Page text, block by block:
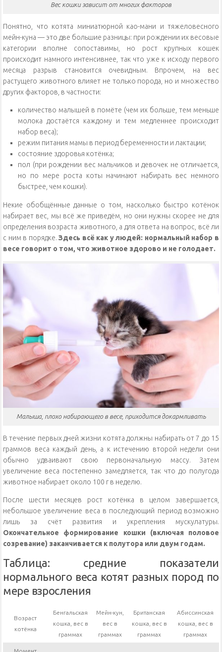
Вес кошки зависит от многих факторов
Понятно, что котята миниатюрной као-мани и тяжеловесного
мейн-куна — это две большие разницы: при рождении их весовые
категории вполне сопоставимы, но рост крупных кошек
происходит намного интенсивнее, так что уже к исходу первого
месяца разрыв становится очевидным. Впрочем, на вес
растущего животного влияет не только порода, но и множество
других факторов, в частности:
количество малышей в помёте (чем их больше, тем меньше
молока достаётся каждому и тем медленнее происходит
набор веса);
режим питания мамы в период беременности и лактации;
состояние здоровья котёнка;
пол (при рождении вес мальчиков и девочек не отличается,
но по мере роста коты начинают набирать вес немного
быстрее, чем кошки).
Некие обобщённые данные о том, насколько быстро котёнок
набирает вес, мы всё же приведём, но они нужны скорее не для
определения возраста животного, а для ответа на вопрос, всё ли
с ним в порядке.Здесь всё как у людей: нормальный набор в
весе говорит о том, что животное здорово и не голодает.
Малыша, плохо набирающего в весе, приходится докармливать
В течение первых дней жизни котята должны набирать от 7 до 15
граммов веса каждый день, а к истечению второй недели они
обычно удваивают свою первоначальную массу. Затем
увеличение веса постепенно замедляется, так что до полугода
животное набирает около 100 г в неделю.
После шести месяцев рост котёнка в целом завершается,
небольшое увеличение веса в последующий период возможно
лишь за счёт развития и укрепления мускулатуры.
Окончательное формирование кошки (включая половое
созревание) заканчивается к полутора или двум годам.
Таблица: средние показатели
нормального веса котят разных пород по
мере взросления
Возраст
котёнка
Бенгальская
кошка, вес в
граммах
Мейн-кун,
вес в
граммах
Британская
кошка, вес в
граммах
Абиссинская
кошка, вес в
граммах